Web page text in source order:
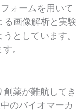
ォームを用いて
画像解析と実験
としています。
。
薬が難航してき
のバイオマーカ